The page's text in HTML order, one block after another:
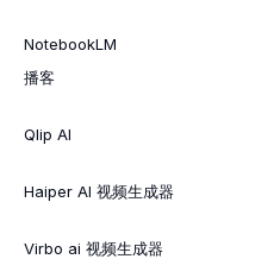
NotebookLM
播客
Qlip AI
Haiper AI 视频生成器
Virbo ai 视频生成器